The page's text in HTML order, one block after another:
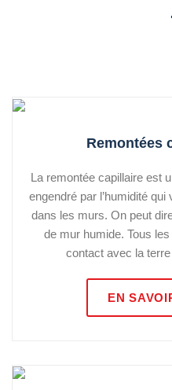
Remontées
La remontée capillaire est
engendré par l’humidité
dans les murs. On peut
de mur humide. Tous
contact avec la
EN